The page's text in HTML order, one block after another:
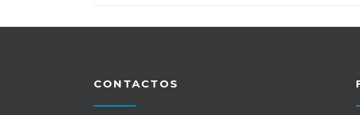
CONTACTOS